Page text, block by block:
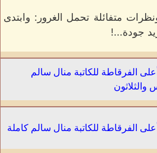
ونظرات متفائلة تحمل الغرور: وابتدى
جودة...!
الفرقاطة للكاتبة منال سالم
والثلاثون
الفرقاطة للكاتبة منال سالم كاملة